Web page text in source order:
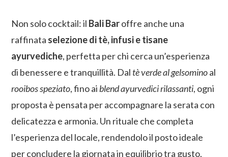
Non solo cocktail: il Bali Baroffre anche una
raffinata selezione di tè, infusi e tisane
ayurvediche, perfetta per chi cerca un’esperienza
di benessere e tranquillità. Dal tè verde al gelsominoal
rooibos speziato, fino aiblend ayurvedici rilassanti, ogni
proposta è pensata per accompagnare la serata con
delicatezza e armonia. Un rituale che completa
l’esperienza del locale, rendendolo il posto ideale
per concludere la giornata in equilibrio tra gusto,